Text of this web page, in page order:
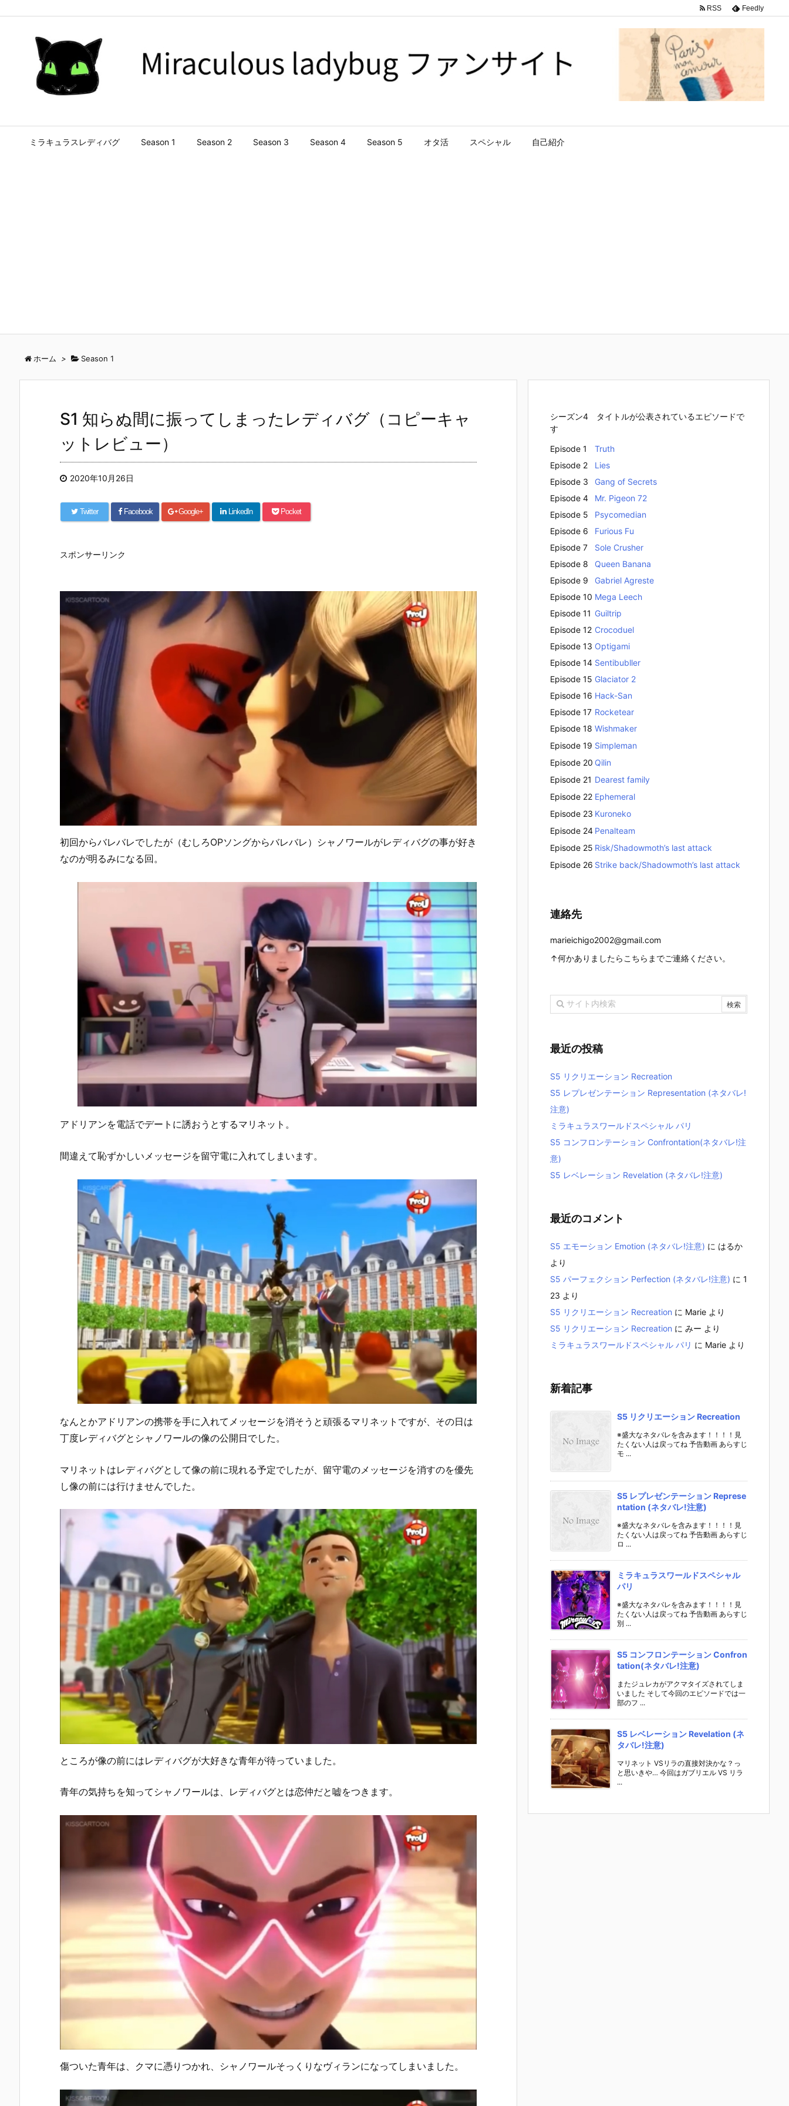
ミラキュラスレディバグ Season 1 Season 2 Season 3 Season 4 Season 5 オタ活 スペシャル 自己紹介
RSS Feedly
ホーム > Season 1
S1 知らぬ間に振ってしまったレディバグ（コピーキャ
ットレビュー）
2020年10月26日
Twitter Facebook Google+ LinkedIn Pocket
スポンサーリンク
初回からバレバレでしたが（むしろOPソングからバレバレ）シャノワールがレディバグの事が好き
なのが明るみになる回。
アドリアンを電話でデートに誘おうとするマリネット。
間違えて恥ずかしいメッセージを留守電に入れてしまいます。
なんとかアドリアンの携帯を手に入れてメッセージを消そうと頑張るマリネットですが、その日は
丁度レディバグとシャノワールの像の公開日でした。
マリネットはレディバグとして像の前に現れる予定でしたが、留守電のメッセージを消すのを優先
し像の前には行けませんでした。
ところが像の前にはレディバグが大好きな青年が待っていました。
青年の気持ちを知ってシャノワールは、レディバグとは恋仲だと嘘をつきます。
傷ついた青年は、クマに憑りつかれ、シャノワールそっくりなヴィランになってしまいました。
シーズン4 タイトルが公表されているエピソードで
す
Episode 1
Truth
Episode 2
Lies
Episode 3
Gang of Secrets
Episode 4
Mr. Pigeon 72
Episode 5
Psycomedian
Episode 6
Furious Fu
Episode 7
Sole Crusher
Episode 8
Queen Banana
Episode 9
Gabriel Agreste
Episode 10 Mega Leech
Episode 11 Guiltrip
Episode 12 Crocoduel
Episode 13 Optigami
Episode 14 Sentibubller
Episode 15 Glaciator 2
Episode 16 Hack-San
Episode 17 Rocketear
Episode 18 Wishmaker
Episode 19 Simpleman
Episode 20 Qilin
Episode 21 Dearest family
Episode 22 Ephemeral
Episode 23 Kuroneko
Episode 24 Penalteam
Episode 25 Risk/Shadowmoth’s last attack
Episode 26 Strike back/Shadowmoth’s last attack
連絡先
marieichigo2002@gmail.com
↑何かありましたらこちらまでご連絡ください。
最近の投稿
S5 リクリエーション Recreation
S5 レプレゼンテーション Representation (ネタバレ!
注意)
ミラキュラスワールドスペシャル パリ
S5 コンフロンテーション Confrontation(ネタバレ!注
意)
S5 レベレーション Revelation (ネタバレ!注意)
最近のコメント
S5 エモーション Emotion (ネタバレ!注意) に はるか
より
S5 パーフェクション Perfection (ネタバレ!注意) に 1
23 より
S5 リクリエーション Recreation に Marie より
S5 リクリエーション Recreation に みー より
ミラキュラスワールドスペシャル パリ に Marie より
新着記事
S5 リクリエーション Recreation
※盛大なネタバレを含みます！！！！見
たくない人は戻ってね 予告動画 あらすじ
モ ...
S5 レプレゼンテーション Represe
ntation (ネタバレ!注意)
※盛大なネタバレを含みます！！！！見
たくない人は戻ってね 予告動画 あらすじ
ロ ...
ミラキュラスワールドスペシャル
パリ
※盛大なネタバレを含みます！！！！見
たくない人は戻ってね 予告動画 あらすじ
別 ...
S5 コンフロンテーション Confron
tation(ネタバレ!注意)
またジュレカがアクマタイズされてしま
いました そして今回のエピソードでは一
部のフ ...
S5 レベレーション Revelation (ネ
タバレ!注意)
マリネット VSリラの直接対決かな？っ
と思いきや… 今回はガブリエル VS リラ
...